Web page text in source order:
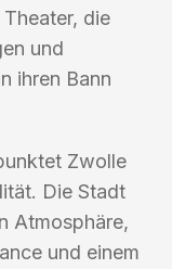
die
und
ihren Bann
Zwolle
Die Stadt
Atmosphäre,
und einem